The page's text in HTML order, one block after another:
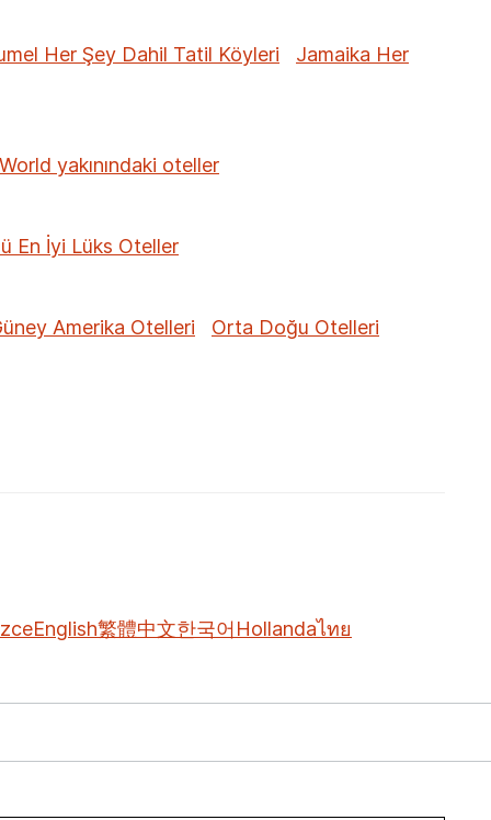
Her Şey Dahil Tatil Köyleri Jamaika Her
yakınındaki oteller
En İyi Lüks Oteller
Amerika Otelleri Orta Doğu Otelleri
English繁體中文한국어 Hollandaไทย